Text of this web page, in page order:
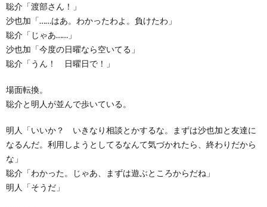
聡介「渡部さん！」
沙也加「……はあ。わかったわよ。負けたわ」
聡介「じゃあ……」
沙也加「今度の日曜なら空いてる」
聡介「うん！ 日曜日で！」
場面転換。
聡介と明人が並んで歩いている。
明人「いいか？ いきなり相談とかするな。まずは沙也加と友達に
なるんだ。利用しようとしてるなんて気づかれたら、終わりだから
な」
聡介「わかった。じゃあ、まずは遊ぶところからだね」
明人「そうだ」